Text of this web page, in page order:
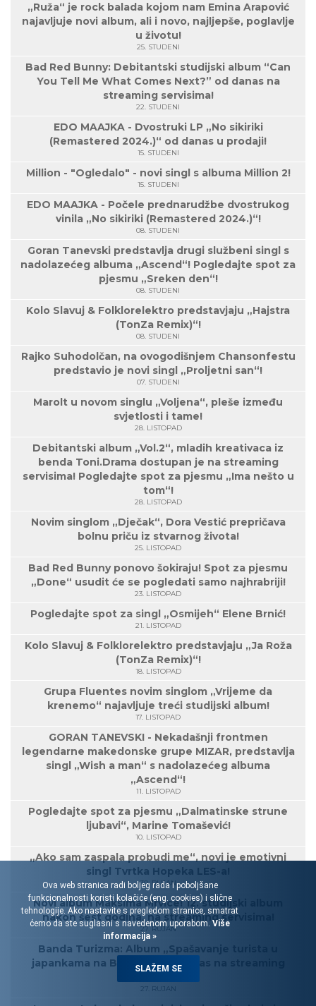
„Ruža“ je rock balada kojom nam Emina Arapović
najavljuje novi album, ali i novo, najljepše, poglavlje
u životu!
25. STUDENI
Bad Red Bunny: Debitantski studijski album “Can
You Tell Me What Comes Next?” od danas na
streaming servisima!
22. STUDENI
EDO MAAJKA - Dvostruki LP „No sikiriki
(Remastered 2024.)“ od danas u prodaji!
15. STUDENI
Million - "Ogledalo" - novi singl s albuma Million 2!
15. STUDENI
EDO MAAJKA - Počele prednarudžbe dvostrukog
vinila „No sikiriki (Remastered 2024.)“!
08. STUDENI
Goran Tanevski predstavlja drugi službeni singl s
nadolazećeg albuma „Ascend“! Pogledajte spot za
pjesmu „Sreken den“!
08. STUDENI
Kolo Slavuj & Folklorelektro predstavjaju „Hajstra
(TonZa Remix)“!
08. STUDENI
Rajko Suhodolčan, na ovogodišnjem Chansonfestu
predstavio je novi singl „Proljetni san“!
07. STUDENI
Marolt u novom singlu „Voljena“, pleše između
svjetlosti i tame!
28. LISTOPAD
Debitantski album „Vol.2“, mladih kreativaca iz
benda Toni.Drama dostupan je na streaming
servisima! Pogledajte spot za pjesmu „Ima nešto u
tom“!
28. LISTOPAD
Novim singlom „Dječak“, Dora Vestić prepričava
bolnu priču iz stvarnog života!
25. LISTOPAD
Bad Red Bunny ponovo šokiraju! Spot za pjesmu
„Done“ usudit će se pogledati samo najhrabriji!
23. LISTOPAD
Pogledajte spot za singl „Osmijeh“ Elene Brnić!
21. LISTOPAD
Kolo Slavuj & Folklorelektro predstavjaju „Ja Roža
(TonZa Remix)“!
18. LISTOPAD
Grupa Fluentes novim singlom „Vrijeme da
krenemo“ najavljuje treći studijski album!
17. LISTOPAD
GORAN TANEVSKI - Nekadašnji frontmen
legendarne makedonske grupe MIZAR, predstavlja
singl „Wish a man“ s nadolazećeg albuma
„Ascend“!
11. LISTOPAD
Pogledajte spot za pjesmu „Dalmatinske strune
ljubavi“, Marine Tomašević!
10. LISTOPAD
„Ako sam zaspala probudi me“, novi je emotivni
singl Tvrtka Hopeka LES-a!
30. RUJAN
Novi album Maksima Mrvice! 12. studijski album
nakon šest godina, na streaming servisima!
27. RUJAN
Banda Turizma: Album „Spašavanje turista u
japankama na Biokovu“ od danas na streaming
27. RUJAN
Ova web stranica radi boljeg rada i poboljšane
funkcionalnosti koristi kolačiće (eng. cookies) i slične
tehnologije. Ako nastavite s pregledom stranice, smatrat
ćemo da ste suglasni s navedenom uporabom. Više
informacija »
SLAŽEM SE